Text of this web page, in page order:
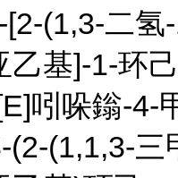
(1,3-二
乙基]-1-环
吲哚鎓-4-
(2-(1,1,3-